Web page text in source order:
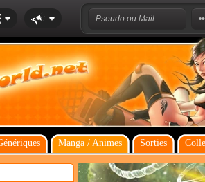
Manga / Animes Sorties